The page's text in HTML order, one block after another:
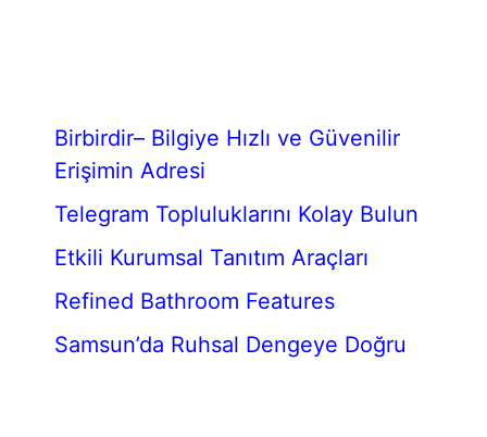
Birbirdir– Bilgiye Hızlı ve Güvenilir
Erişimin Adresi
Telegram Topluluklarını Kolay Bulun
Etkili Kurumsal Tanıtım Araçları
Refined Bathroom Features
Samsun’da Ruhsal Dengeye Doğru